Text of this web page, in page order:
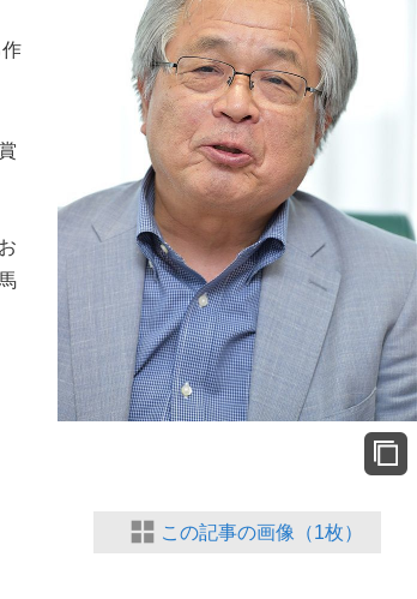
一監督...
もっと見る
もっと見る
この記事の画像（1枚）